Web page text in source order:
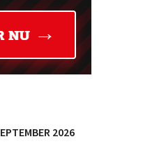
2026